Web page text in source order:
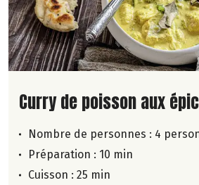
Lire la suite de la recette
Curry de poisson aux
Nombre de personnes : 4
Préparation : 10 min
Cuisson : 25 min